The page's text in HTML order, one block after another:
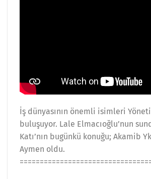
İş dünyasının önemli isimleri
buluşuyor. Lale Elmacıoğlu’nun
Katı’nın bugünkü konuğu; Akamib
Aymen oldu.